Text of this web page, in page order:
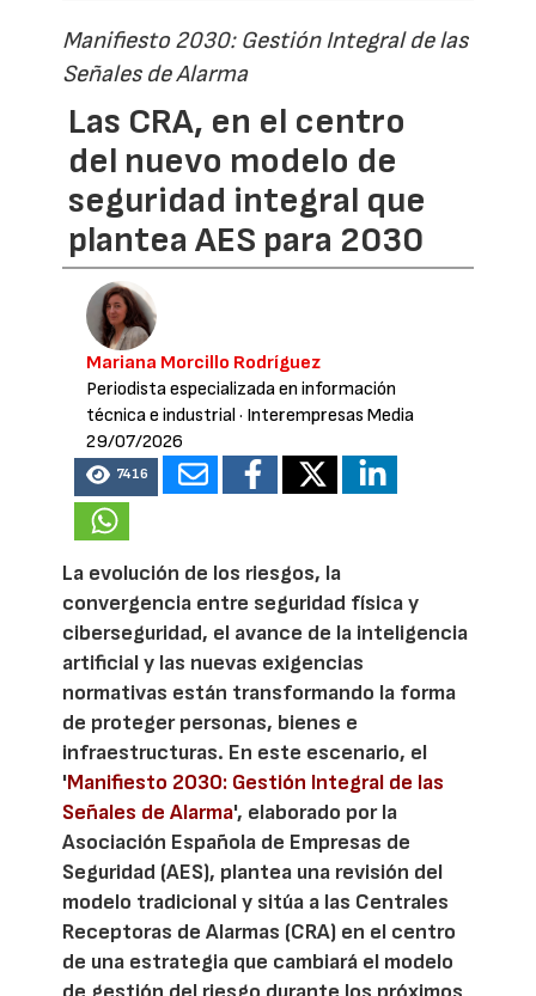
Manifiesto 2030: Gestión Integral de las
Señales de Alarma
Las CRA, en el centro
del nuevo modelo de
seguridad integral que
plantea AES para 2030
Mariana Morcillo Rodríguez
Periodista especializada en información
técnica e industrial· Interempresas Media
29/07/2026
7416
La evolución de los riesgos, la
convergencia entre seguridad física y
ciberseguridad, el avance de la inteligencia
artificial y las nuevas exigencias
normativas están transformando la forma
de proteger personas, bienes e
infraestructuras. En este escenario, el
'Manifiesto 2030: Gestión Integral de las
Señales de Alarma', elaborado por la
Asociación Española de Empresas de
Seguridad (AES), plantea una revisión del
modelo tradicional y sitúa a las Centrales
Receptoras de Alarmas (CRA) en el centro
de una estrategia que cambiará el modelo